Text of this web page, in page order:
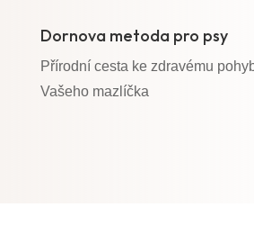
Dornova metoda pro psy
Přírodní cesta ke zdravému
Vašeho mazlíčka